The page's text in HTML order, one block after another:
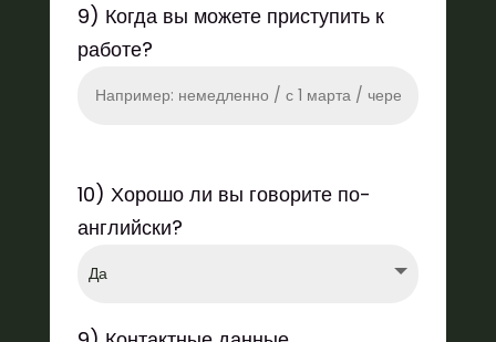
9) Когда вы можете приступить к
работе?
10) Хорошо ли вы говорите по-
английски?